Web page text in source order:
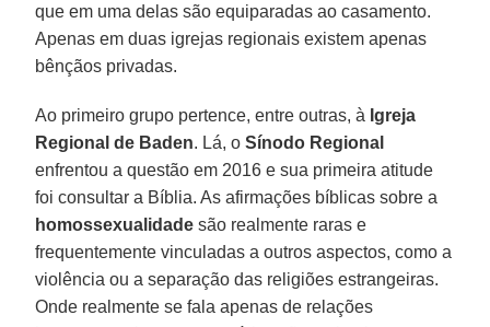
que em uma delas são equiparadas ao casamento.
Apenas em duas igrejas regionais existem apenas
bênçãos privadas.
Ao primeiro grupo pertence, entre outras, à Igreja
Regional de Baden. Lá, oSínodo Regional
enfrentou a questão em 2016 e sua primeira atitude
foi consultar a Bíblia. As afirmações bíblicas sobre a
homossexualidade são realmente raras e
frequentemente vinculadas a outros aspectos, como a
violência ou a separação das religiões estrangeiras.
Onde realmente se fala apenas de relações